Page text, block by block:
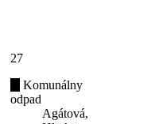
27
Komunálny
odpad
Agátová,